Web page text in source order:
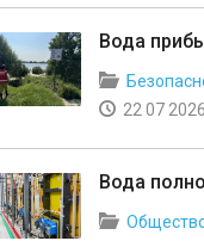
Вода
22 07
Вода